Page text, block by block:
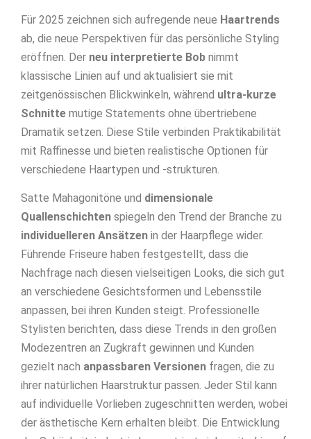
Für 2025 zeichnen sich aufregende neue Haartrends
ab, die neue Perspektiven für das persönliche Styling
eröffnen. Der neu interpretierte Bob nimmt
klassische Linien auf und aktualisiert sie mit
zeitgenössischen Blickwinkeln, während ultra-kurze
Schnitte mutige Statements ohne übertriebene
Dramatik setzen. Diese Stile verbinden Praktikabilität
mit Raffinesse und bieten realistische Optionen für
verschiedene Haartypen und -strukturen.
Satte Mahagonitöne und dimensionale
Quallenschichten spiegeln den Trend der Branche zu
individuelleren Ansätzen in der Haarpflege wider.
Führende Friseure haben festgestellt, dass die
Nachfrage nach diesen vielseitigen Looks, die sich gut
an verschiedene Gesichtsformen und Lebensstile
anpassen, bei ihren Kunden steigt. Professionelle
Stylisten berichten, dass diese Trends in den großen
Modezentren an Zugkraft gewinnen und Kunden
gezielt nach anpassbaren Versionen fragen, die zu
ihrer natürlichen Haarstruktur passen. Jeder Stil kann
auf individuelle Vorlieben zugeschnitten werden, wobei
der ästhetische Kern erhalten bleibt. Die Entwicklung